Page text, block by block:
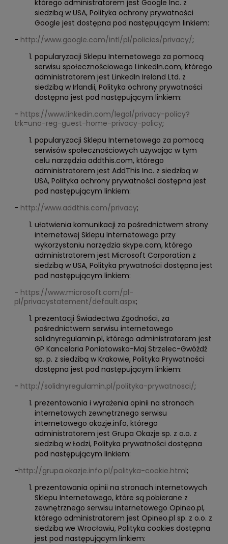
którego administratorem jest Google Inc. z
siedzibą w USA, Polityka ochrony prywatności
Google jest dostępna pod następującym linkiem:
- http://www.google.com/intl/pl/policies/privacy/;
popularyzacji Sklepu Internetowego za pomocą
serwisu społecznościowego LinkedIn.com, którego
administratorem jest LinkedIn Ireland Ltd. z
siedzibą w Irlandii, Polityka ochrony prywatności
dostępna jest pod następującym linkiem:
- https://www.linkedin.com/legal/privacy-policy?
trk=uno-reg-guest-home-privacy-policy;
popularyzacji Sklepu Internetowego za pomocą
serwisów społecznościowych używając w tym
celu narzędzia addthis.com, którego
administratorem jest AddThis Inc. z siedzibą w
USA, Polityka ochrony prywatności dostępna jest
pod następującym linkiem:
- http://www.addthis.com/privacy;
ułatwienia komunikacji za pośrednictwem strony
internetowej Sklepu Internetowego przy
wykorzystaniu narzędzia skype.com, którego
administratorem jest Microsoft Corporation z
siedzibą w USA, Polityka prywatności dostępna jest
pod następującym linkiem:
- https://www.microsoft.com/pl-
pl/privacystatement/default.aspx;
prezentacji Świadectwa Zgodności, za
pośrednictwem serwisu internetowego
solidnyregulamin.pl, którego administratorem jest
GP Kancelaria Poniatowska-Maj Strzelec-Gwóźdź
sp. p. z siedzibą w Krakowie, Polityka Prywatności
dostępna jest pod następującym linkiem:
- http://solidnyregulamin.pl/polityka-prywatnosci/;
prezentowania i wyrażenia opinii na stronach
internetowych zewnętrznego serwisu
internetowego okazje.info, którego
administratorem jest Grupa Okazje sp. z o.o. z
siedzibą w Łodzi, Polityka prywatności dostępna
pod następującym linkiem:
-http://grupa.okazje.info.pl/polityka-cookie.html;
prezentowania opinii na stronach internetowych
Sklepu Internetowego, które są pobierane z
zewnętrznego serwisu internetowego Opineo.pl,
którego administratorem jest Opineo.pl sp. z o.o. z
siedzibą we Wrocławiu, Polityka cookies dostępna
jest pod następującym linkiem: